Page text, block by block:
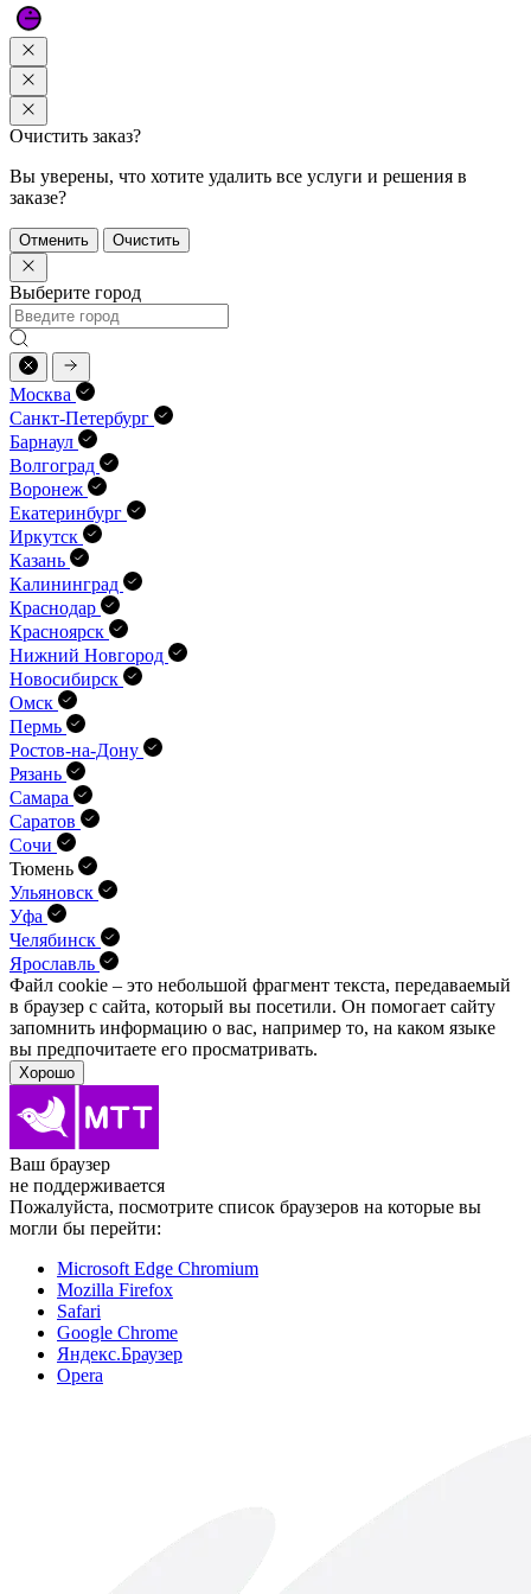
Очистить заказ?
Вы уверены, что хотите удалить все услуги и решения в
заказе?
Отменить Очистить
Выберите город
Москва
Санкт-Петербург
Барнаул
Волгоград
Воронеж
Екатеринбург
Иркутск
Казань
Калининград
Краснодар
Красноярск
Нижний Новгород
Новосибирск
Омск
Пермь
Ростов-на-Дону
Рязань
Самара
Саратов
Сочи
Тюмень
Ульяновск
Уфа
Челябинск
Ярославль
Файл cookie – это небольшой фрагмент текста, передава­емый
в браузер с сайта, который вы посетили. Он помо­гает сайту
запомнить информацию о вас, например то, на каком языке
вы предпочитаете его просматривать.
Хорошо
Ваш браузер
не поддерживается
Пожалуйста, посмотрите список браузеров на которые вы
могли бы перейти:
Microsoft Edge Chromium
Mozilla Firefox
Safari
Google Chrome
Яндекс.Браузер
Opera